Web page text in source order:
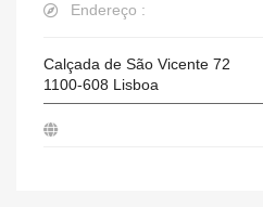
Endereço :
Calçada de São Vicente 72
1100-608 Lisboa